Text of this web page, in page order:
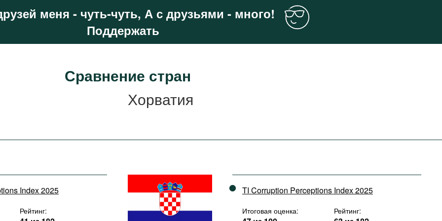
меня - чуть-чуть, А с друзьями - много!
Поддержать
Сравнение стран
Хорватия
Index 2025
Рейтинг:
TI Corruption Perceptions Index 2025
Итоговая оценка: Рейтинг: